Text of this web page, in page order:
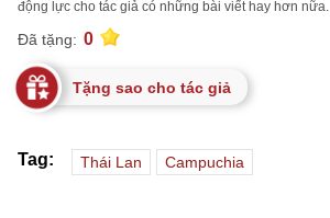
động lực cho tác giả có những bài viết hay hơn nữa.
Đã tặng: 0
Tặng sao cho tác giả
Tag: Thái Lan Campuchia